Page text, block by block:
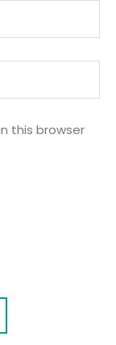
this browser